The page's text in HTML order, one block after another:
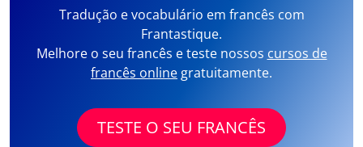
Tradução e vocabulário em francês com
Frantastique.
Melhore o seu francês e teste nossos cursos de
francês online gratuitamente.
TESTE O SEU FRANCÊS